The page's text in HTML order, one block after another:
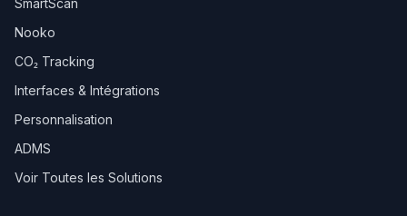
SmartScan
Nooko
CO₂ Tracking
Interfaces & Intégrations
Personnalisation
ADMS
Voir Toutes les Solutions